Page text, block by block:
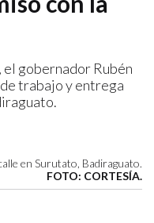
gobernador Rubén
trabajo y entrega
en Surutato, Badiraguato.
FOTO: CORTESÍA.